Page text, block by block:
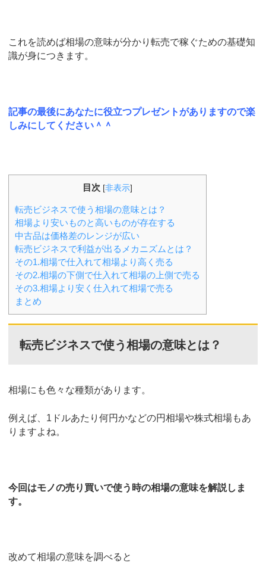
これを読めば相場の意味が分かり転売で稼ぐための基礎知
識が身につきます。
記事の最後にあなたに役立つプレゼントがありますので楽
しみにしてください＾＾
目次 [非表示]
転売ビジネスで使う相場の意味とは？
相場より安いものと高いものが存在する
中古品は価格差のレンジが広い
転売ビジネスで利益が出るメカニズムとは？
その1.相場で仕入れて相場より高く売る
その2.相場の下側で仕入れて相場の上側で売る
その3.相場より安く仕入れて相場で売る
まとめ
転売ビジネスで使う相場の意味とは？
相場にも色々な種類があります。
例えば、1ドルあたり何円かなどの円相場や株式相場もあ
りますよね。
今回はモノの売り買いで使う時の相場の意味を解説しま
す。
改めて相場の意味を調べると